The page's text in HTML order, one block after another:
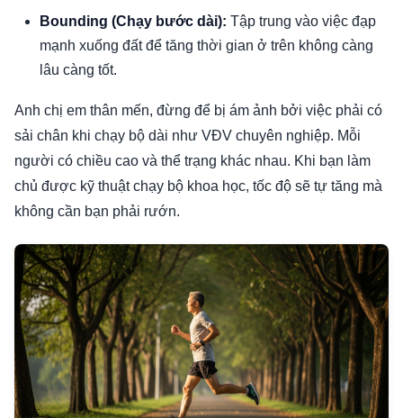
Bounding (Chạy bước dài): Tập trung vào việc đạp
mạnh xuống đất để tăng thời gian ở trên không càng
lâu càng tốt.
Anh chị em thân mến, đừng để bị ám ảnh bởi việc phải có
sải chân khi chạy bộ dài như VĐV chuyên nghiệp. Mỗi
người có chiều cao và thể trạng khác nhau. Khi bạn làm
chủ được kỹ thuật chạy bộ khoa học, tốc độ sẽ tự tăng mà
không cần bạn phải rướn.